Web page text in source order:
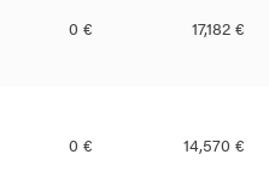
0 € 17,182 €
0 € 14,570 €